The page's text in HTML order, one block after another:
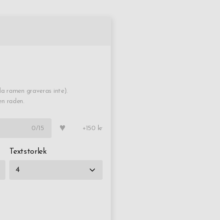
ramen graveras inte).
raden.
0/15 ♥ +150 kr
Textstorlek